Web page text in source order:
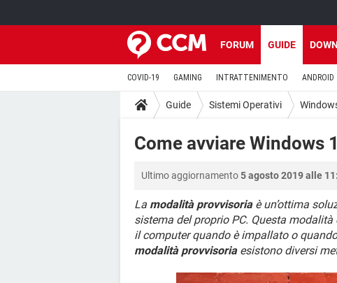
FORUM GUIDE
COVID-19 GAMING INTRATTENIMENTO ANDROID
Guide Sistemi Operativi
Come avviare Windows
Ultimo aggiornamento5 agosto 2019 alle
La modalità provvisoriaè un’ottima
sistema del proprio PC. Questa
il computer quando è impallato o
modalità provvisoriaesistono diversi